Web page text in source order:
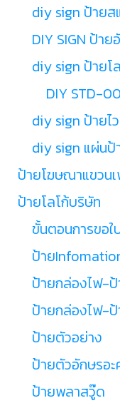
diy sign ป้าย
DIY SIGN ป้า
diy sign ป้ายโ
DIY STD-
diy sign ป้ายไ
diy sign แผ่นป้
ป้ายโฆษณาแขวน
ป้ายโลโก้บริษัท
ขั้นตอนการขอใ
ป้าย
ป้ายกล่องไฟ-
ป้ายกล่องไฟ-
ป้ายตัวอย่าง
ป้ายตัวอักษรอ
ป้ายพลาสวู๊ด